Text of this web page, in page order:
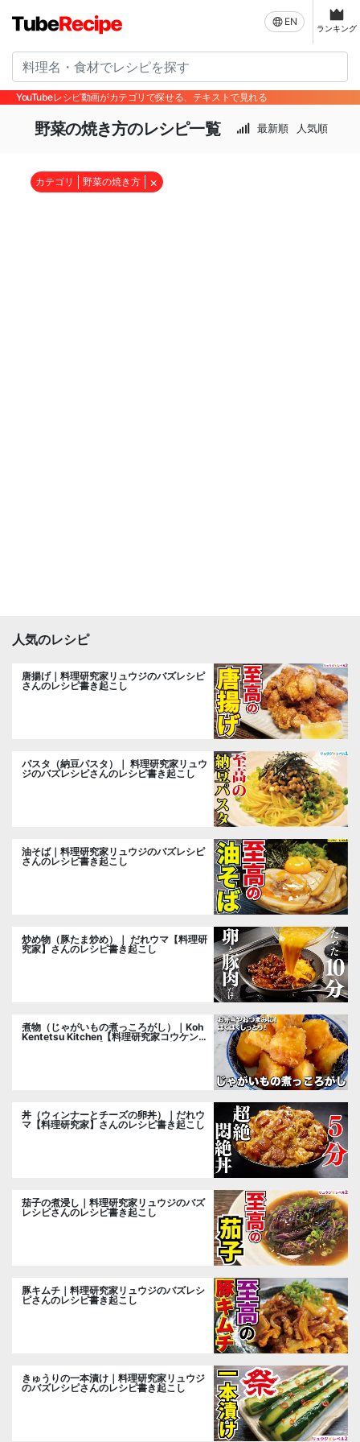
EN
ランキング
YouTubeレシピ動画がカテゴリで探せる、テキストで見れる
野菜の焼き方のレシピ一覧 最新順 人気順
カテゴリ 野菜の焼き方 ×
人気のレシピ
唐揚げ｜料理研究家リュウジのバズレシピ
さんのレシピ書き起こし
パスタ（納豆パスタ）｜ 料理研究家リュウ
ジのバズレシピさんのレシピ書き起こし
油そば｜料理研究家リュウジのバズレシピ
さんのレシピ書き起こし
炒め物（豚たま炒め）｜ だれウマ【料理研
究家】さんのレシピ書き起こし
煮物（じゃがいもの煮っころがし）｜Koh
Kentetsu Kitchen【料理研究家コウケンテ
丼（ウィンナーとチーズの卵丼）｜だれウ
マ【料理研究家】さんのレシピ書き起こし
茄子の煮浸し｜料理研究家リュウジのバズ
レシピさんのレシピ書き起こし
豚キムチ｜料理研究家リュウジのバズレシ
ピさんのレシピ書き起こし
きゅうりの一本漬け｜料理研究家リュウジ
のバズレシピさんのレシピ書き起こし